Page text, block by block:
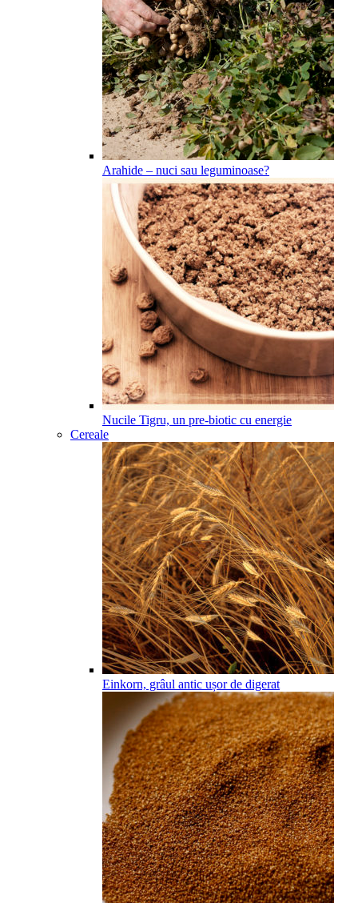
Arahide – nuci sau leguminoase?
Nucile Tigru, un pre-biotic cu energie
Cereale
Einkorn, grâul antic ușor de digerat